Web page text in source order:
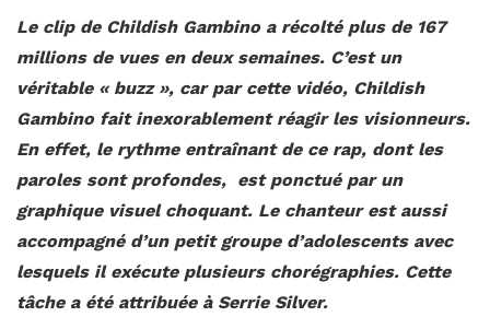
Le clip de Childish Gambino a récolté plus de 167
millions de vues en deux semaines. C’est un
véritable « buzz », car par cette vidéo, Childish
Gambino fait inexorablement réagir les visionneurs.
En effet, le rythme entraînant de ce rap, dont les
paroles sont profondes, est ponctué par un
graphique visuel choquant. Le chanteur est aussi
accompagné d’un petit groupe d’adolescents avec
lesquels il exécute plusieurs chorégraphies. Cette
tâche a été attribuée à Serrie Silver.